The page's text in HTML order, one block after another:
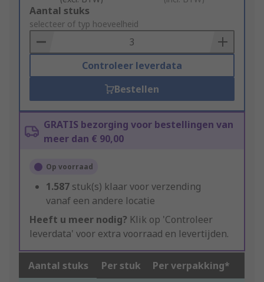
Add
to
Basket
Aantal stuks
selecteer of typ hoeveelheid
Controleer leverdata
Bestellen
GRATIS bezorging voor bestellingen van
meer dan € 90,00
Op voorraad
1.587 stuk(s) klaar voor verzending
vanaf een andere locatie
Heeft u meer nodig? Klik op 'Controleer
leverdata' voor extra voorraad en levertijden.
Aantal stuks Per stuk Per verpakking*